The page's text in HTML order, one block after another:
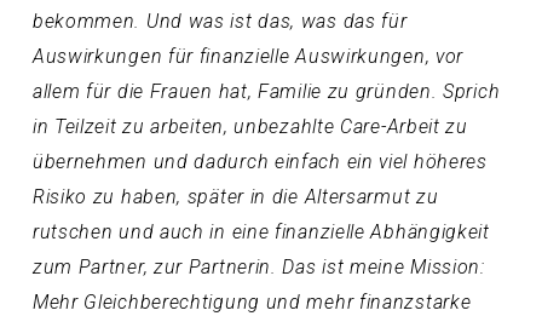
bekommen. Und was ist das, was das für
Auswirkungen für finanzielle Auswirkungen, vor
allem für die Frauen hat, Familie zu gründen. Sprich
in Teilzeit zu arbeiten, unbezahlte Care-Arbeit zu
übernehmen und dadurch einfach ein viel höheres
Risiko zu haben, später in die Altersarmut zu
rutschen und auch in eine finanzielle Abhängigkeit
zum Partner, zur Partnerin. Das ist meine Mission:
Mehr Gleichberechtigung und mehr finanzstarke